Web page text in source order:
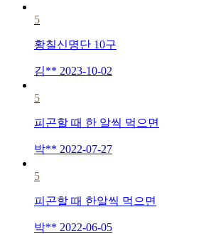
5
황칠신명단 10구
김** 2023-10-02
5
피곤할 때 한 알씩 먹으면
박** 2022-07-27
5
피곤할 때 한알씩 먹으면
박** 2022-06-05